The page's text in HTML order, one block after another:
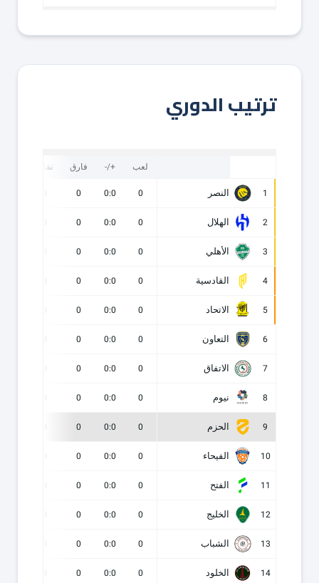
ترتيب الدوري
لعب +/- فارق نقاط
1 النصر 0
0:0
0
2 الهلال 0
0:0
0
3 الأهلي 0
0:0
0
4 القادسية 0
0:0
0
5 الاتحاد 0
0:0
0
6 التعاون 0
0:0
0
7 الاتفاق 0
0:0
0
8 نيوم 0
0:0
0
9 الحزم 0
0:0
0
10 الفيحاء 0
0:0
0
11 الفتح 0
0:0
0
12 الخليج 0
0:0
0
13 الشباب 0
0:0
0
14 الخلود 0
0:0
0